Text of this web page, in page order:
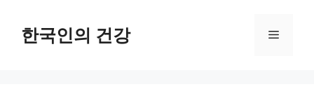
한국인의 건강 메